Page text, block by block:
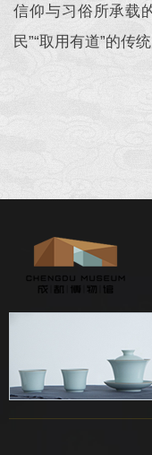
信仰与习俗所承载
民”“取用有道”的传